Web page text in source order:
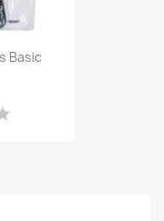
Basic